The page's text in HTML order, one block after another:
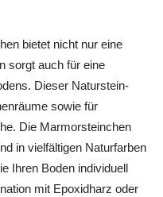
bietet nicht nur eine
sorgt auch für eine
Dieser Naturstein-
sowie für
Die Marmorsteinchen
in vielfältigen Naturfarben
Ihren Boden individuell
mit Epoxidharz oder